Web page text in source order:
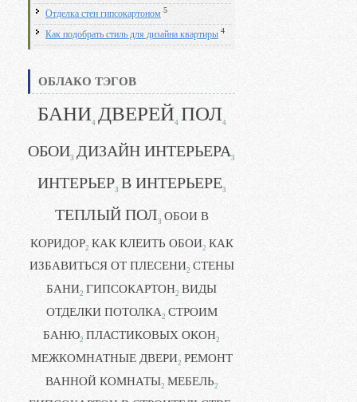
Отделка стен гипсокартоном 5
Как подобрать стиль для дизайна квартиры 4
ОБЛАКО ТЭГОВ
БАНИ4 ДВЕРЕЙ4 ПОЛ4
ОБОИ3 ДИЗАЙН ИНТЕРЬЕРА3
ИНТЕРЬЕР3 В ИНТЕРЬЕРЕ3
ТЕПЛЫЙ ПОЛ3 ОБОИ В
КОРИДОР2 КАК КЛЕИТЬ ОБОИ2 КАК
ИЗБАВИТЬСЯ ОТ ПЛЕСЕНИ2 СТЕНЫ
БАНИ2 ГИПСОКАРТОН2 ВИДЫ
ОТДЕЛКИ ПОТОЛКА2 СТРОИМ
БАНЮ2 ПЛАСТИКОВЫХ ОКОН2
МЕЖКОМНАТНЫЕ ДВЕРИ2 РЕМОНТ
ВАННОЙ КОМНАТЫ2 МЕБЕЛЬ2